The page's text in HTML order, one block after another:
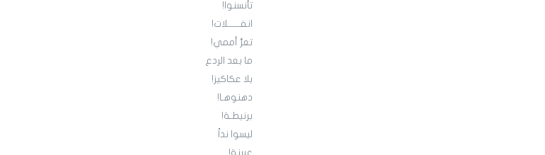
تأنسنوا!
انفــــــلات!
تعرٍّ أممي!
ما بعد الردع
بلا عكاكيز!
دهنوهـا!
برنيطـة!
‏ليسوا نداً
عبرنة!